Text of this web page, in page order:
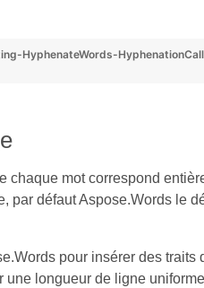
HyphenateWords-
chaque mot correspond
par défaut Aspose.Words le
pour insérer des traits
longueur de ligne